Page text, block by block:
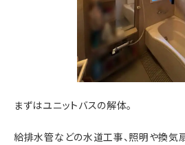
まずはユニットバスの解体。
給排水管などの水道工事、照明や換気